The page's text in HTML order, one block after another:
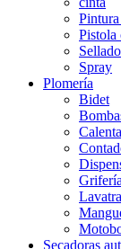
Pistola
Spray
Plomería
Bidet
Grifería
Secadoras